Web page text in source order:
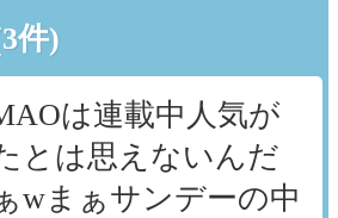
件)
は連載中人気が
とは思えないんだ
wまぁサンデーの中